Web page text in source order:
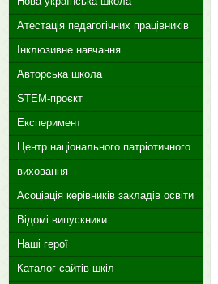
Атестація педагогічних працівників
Інклюзивне навчання
Авторська школа
STEM-проєкт
Експеримент
Центр національного патріотичного
виховання
Асоціація керівників закладів освіти
Відомі випускники
Наші герої
Каталог сайтів шкіл